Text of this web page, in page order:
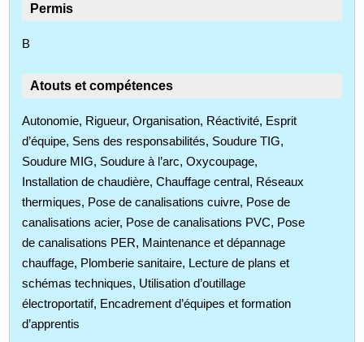
Permis
B
Atouts et compétences
Autonomie, Rigueur, Organisation, Réactivité, Esprit
d’équipe, Sens des responsabilités, Soudure TIG,
Soudure MIG, Soudure à l’arc, Oxycoupage,
Installation de chaudière, Chauffage central, Réseaux
thermiques, Pose de canalisations cuivre, Pose de
canalisations acier, Pose de canalisations PVC, Pose
de canalisations PER, Maintenance et dépannage
chauffage, Plomberie sanitaire, Lecture de plans et
schémas techniques, Utilisation d’outillage
électroportatif, Encadrement d’équipes et formation
d’apprentis